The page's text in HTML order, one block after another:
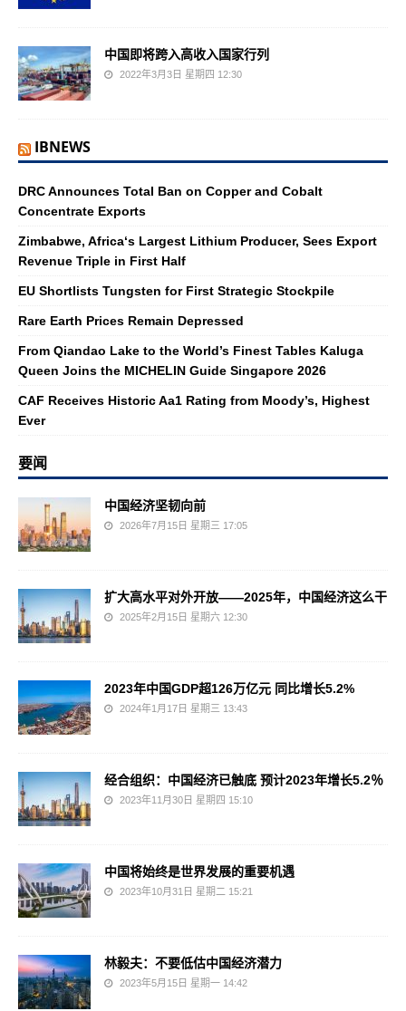
中国即将跨入高收入国家行列
2022年3月3日 星期四 12:30
IBNEWS
DRC Announces Total Ban on Copper and Cobalt
Concentrate Exports
Zimbabwe, Africa‘s Largest Lithium Producer, Sees Export
Revenue Triple in First Half
EU Shortlists Tungsten for First Strategic Stockpile
Rare Earth Prices Remain Depressed
From Qiandao Lake to the World’s Finest Tables Kaluga
Queen Joins the MICHELIN Guide Singapore 2026
CAF Receives Historic Aa1 Rating from Moody’s, Highest
Ever
要闻
中国经济坚韧向前
2026年7月15日 星期三 17:05
扩大高水平对外开放——2025年，中国经济这么干
2025年2月15日 星期六 12:30
2023年中国GDP超126万亿元 同比增长5.2%
2024年1月17日 星期三 13:43
经合组织：中国经济已触底 预计2023年增长5.2％
2023年11月30日 星期四 15:10
中国将始终是世界发展的重要机遇
2023年10月31日 星期二 15:21
林毅夫：不要低估中国经济潜力
2023年5月15日 星期一 14:42